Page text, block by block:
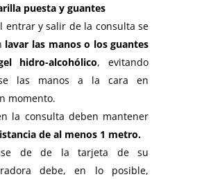
puesta y guantes
entrar y salir de la consulta se
lavar las manos o los guantes
hidro-alcohólico, evitando
las manos a la cara en
momento.
la consulta deben mantener
de al menos 1 metro.
de de la tarjeta de su
debe, en lo posible,